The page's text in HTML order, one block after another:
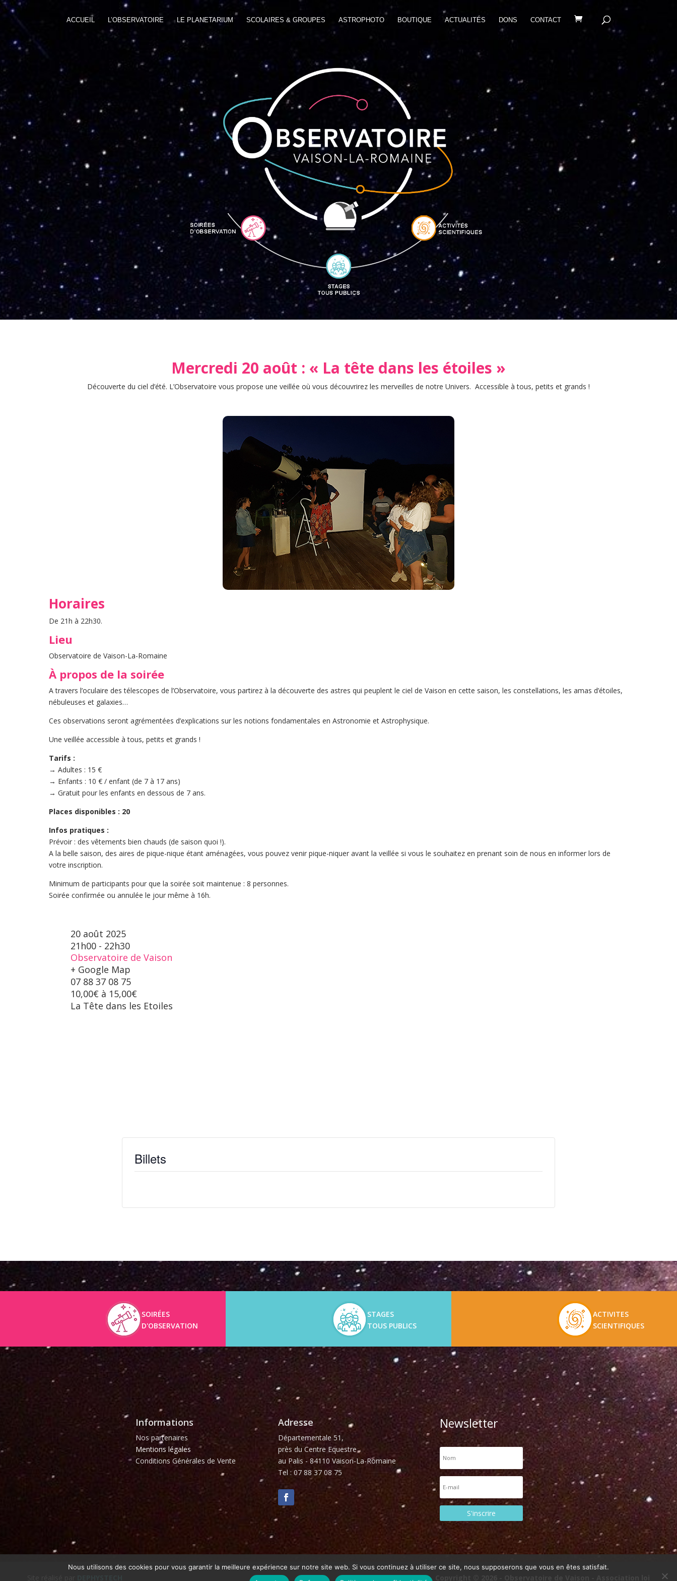
ACCUEIL L’OBSERVATOIRE LE PLANETARIUM SCOLAIRES & GROUPES ASTROPHOTO BOUTIQUE ACTUALITÉS DONS CONTACT
Mercredi 20 août : « La tête dans les étoiles »
Découverte du ciel d’été. L’Observatoire vous propose une veillée où vous découvrirez les merveilles de notre Univers. Accessible à tous, petits et grands !
Horaires
De 21h à 22h30.
Lieu
Observatoire de Vaison-La-Romaine
À propos de la soirée
A travers l’oculaire des télescopes de l’Observatoire, vous partirez à la découverte des astres qui peuplent le ciel de Vaison en cette saison, les constellations, les amas d’étoiles,
nébuleuses et galaxies…
Ces observations seront agrémentées d’explications sur les notions fondamentales en Astronomie et Astrophysique.
Une veillée accessible à tous, petits et grands !
Tarifs :
→ Adultes : 15 €
→ Enfants : 10 € / enfant (de 7 à 17 ans)
→ Gratuit pour les enfants en dessous de 7 ans.
Places disponibles : 20
Infos pratiques :
Prévoir : des vêtements bien chauds (de saison quoi !).
A la belle saison, des aires de pique-nique étant aménagées, vous pouvez venir pique-niquer avant la veillée si vous le souhaitez en prenant soin de nous en informer lors de
votre inscription.
Minimum de participants pour que la soirée soit maintenue : 8 personnes.
Soirée confirmée ou annulée le jour même à 16h.
20 août 2025
21h00 - 22h30
Observatoire de Vaison
+ Google Map
07 88 37 08 75
10,00€ à 15,00€
La Tête dans les Etoiles
Billets
SOIRÉES
D'OBSERVATION
STAGES
TOUS PUBLICS
ACTIVITES
SCIENTIFIQUES
Informations
Nos partenaires
Mentions légales
Conditions Générales de Vente
Adresse
Départementale 51,
près du Centre Equestre
au Palis - 84110 Vaison-La-Romaine
Tel : 07 88 37 08 75
Newsletter
S'inscrire
Nous utilisons des cookies pour vous garantir la meilleure expérience sur notre site web. Si vous continuez à utiliser ce site, nous supposerons que vous en êtes satisfait.